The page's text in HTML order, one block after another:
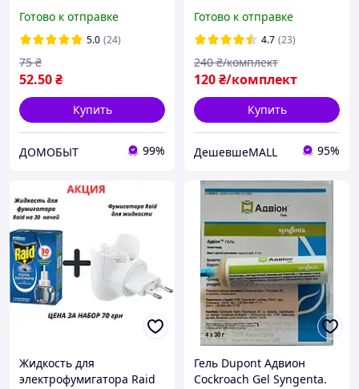
Готово к отправке
5.0 (24)
52.50₴
75 ₴
Купить
ДОМОБЫТ 99%
эффективное гель от
тараканов рыжих черных
и прусиков
Готово к отправке
4.7 (23)
120₴/комплект
240 ₴/комплект
Купить
ДешевшеMALL 95%
Жидкость для
электрофумигатора Raid
Гель Dupont Адвион
Cockroach Gel Syngenta.